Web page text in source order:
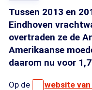
Tussen 2013 en
Eindhoven
overtraden ze de
Amerikaanse
daarom nu voor
Op de website